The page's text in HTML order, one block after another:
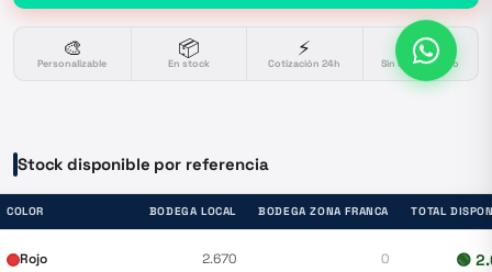
🎨
Personalizable
📦
En stock
⚡
Cotización 24h
🔒
Sin compromiso
Stock disponible por referencia
COLOR BODEGA LOCAL BODEGA ZONA FRANCA TOTAL
Rojo 2.670 0 🟢